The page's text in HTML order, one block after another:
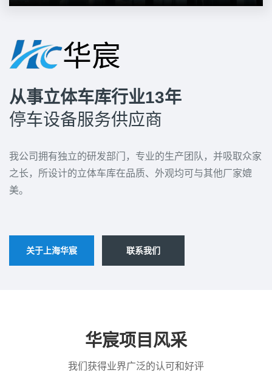
从事立体车库行业13年
停车设备服务供应商
我公司拥有独立的研发部门，专业的生产团队，并吸取众家
之长，所设计的立体车库在品质、外观均可与其他厂家媲
美。
关于上海华宸 联系我们
华宸项目风采
我们获得业界广泛的认可和好评